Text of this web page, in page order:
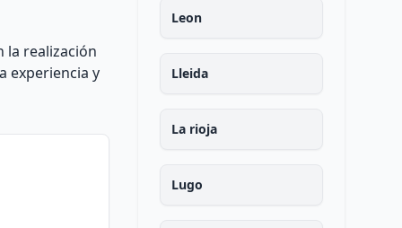
la realización
experiencia y
Leon
Lleida
La rioja
Lugo